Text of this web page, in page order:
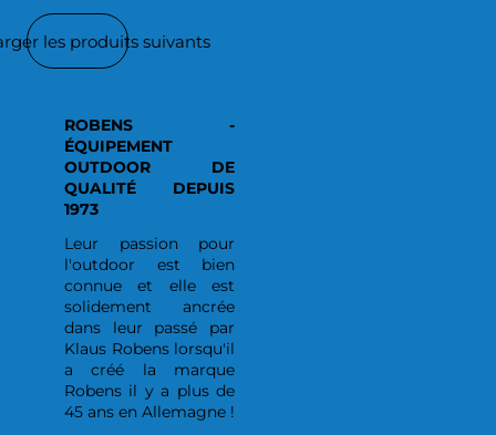
les produits suivants
ROBENS -
ÉQUIPEMENT
OUTDOOR DE
QUALITÉ DEPUIS
1973
Leur passion pour
l'outdoor est bien
connue et elle est
solidement ancrée
dans leur passé par
Klaus Robens lorsqu'il
a créé la marque
Robens il y a plus de
45 ans en Allemagne !